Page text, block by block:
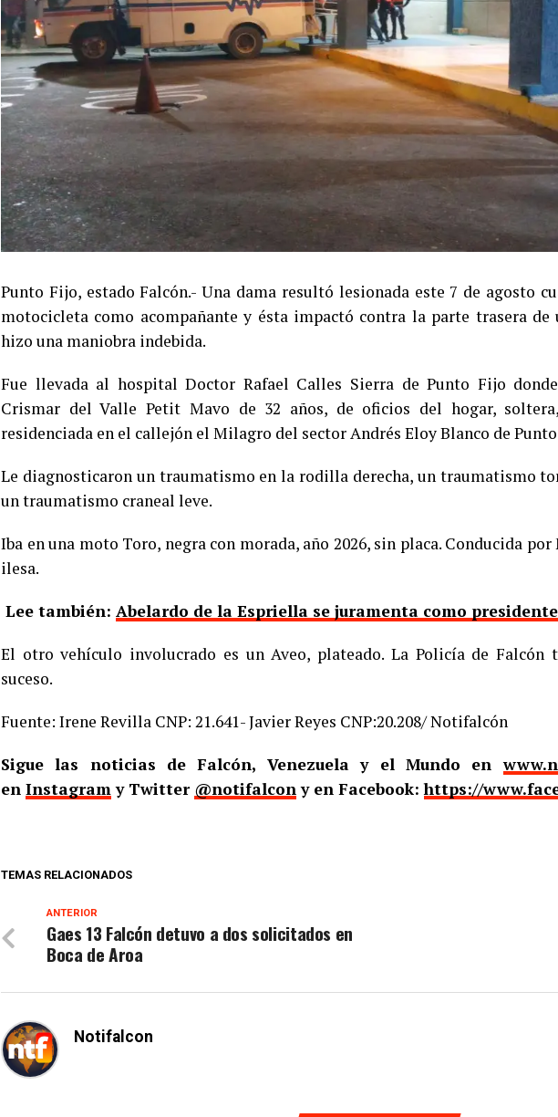
Punto Fijo, estado Falcón.- Una dama resultó lesionada este 7 de agosto
motocicleta como acompañante y ésta impactó contra la parte trasera de
hizo una maniobra indebida.
Fue llevada al hospital Doctor Rafael Calles Sierra de Punto Fijo
Crismar del Valle Petit Mavo de 32 años, de oficios del hogar,
residenciada en el callejón el Milagro del sector Andrés Eloy Blanco de
Le diagnosticaron un traumatismo en la rodilla derecha, un traumatismo
un traumatismo craneal leve.
Iba en una moto Toro, negra con morada, año 2026, sin placa. Conducida
ilesa.
Lee también: Abelardo de la Espriella se juramenta como
El otro vehículo involucrado es un Aveo, plateado. La Policía de Falcón
suceso.
Fuente: Irene Revilla CNP: 21.641- Javier Reyes CNP:20.208/ Notifalcón
Sigue las noticias de Falcón, Venezuela y el Mundo en
en Instagramy Twitter @notifalcony en Facebook:https://
TEMAS RELACIONADOS
ANTERIOR
Gaes 13 Falcón detuvo a dos solicitados en
Boca de Aroa
Notifalcon